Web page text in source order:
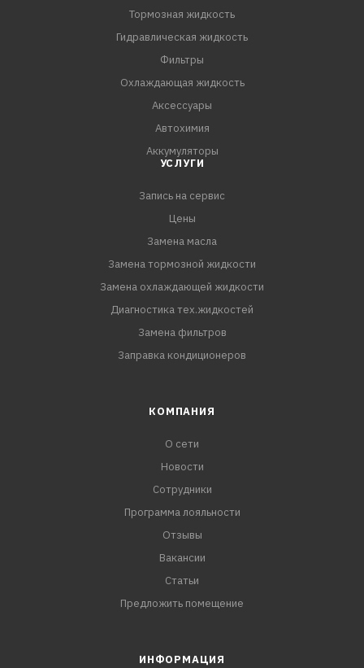
Тормозная жидкость
Гидравлическая жидкость
Фильтры
Охлаждающая жидкость
Аксессуары
Автохимия
Аккумуляторы
УСЛУГИ
Запись на сервис
Цены
Замена масла
Замена тормозной жидкости
Замена охлаждающей жидкости
Диагностика тех.жидкостей
Замена фильтров
Заправка кондиционеров
КОМПАНИЯ
О сети
Новости
Сотрудники
Программа лояльности
Отзывы
Вакансии
Статьи
Предложить помещение
ИНФОРМАЦИЯ